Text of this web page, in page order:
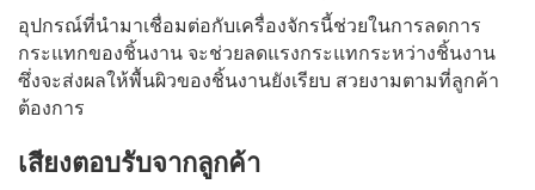
อุปกรณ์ที่นำมาเชื่อมต่อกับเครื่องจักรนี้ช่วยในการลดการ
กระแทกของชิ้นงาน จะช่วยลดแรงกระแทกระหว่างชิ้นงาน
ซึ่งจะส่งผลให้พื้นผิวของชิ้นงานยังเรียบ สวยงามตามที่ลูกค้า
ต้องการ
เสียงตอบรับจากลูกค้า